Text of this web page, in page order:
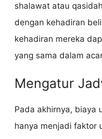
shalawat atau
dengan kehadiran
kehadiran mereka
yang sama dalam
Mengatur
Pada akhirnya, biaya
hanya menjadi faktor